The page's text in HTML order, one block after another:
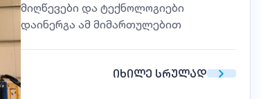
მიღწევები და ტექნოლოგიები
დაინერგა ამ მიმართულებით
ᲘᲮᲘᲚᲔ ᲡᲠᲣᲚᲐᲓ